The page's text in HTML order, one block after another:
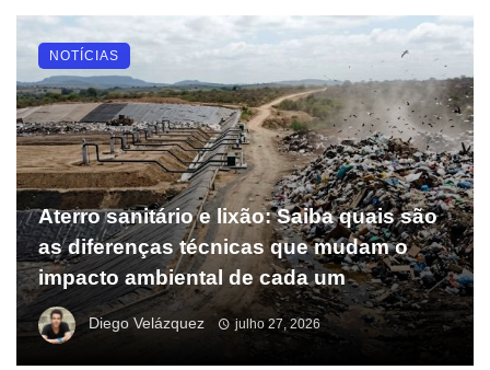
Aterro sanitário e lixão: Saiba quais são
as diferenças técnicas que mudam o
impacto ambiental de cada um
Diego Velázquez julho 27, 2026
NOTÍCIAS